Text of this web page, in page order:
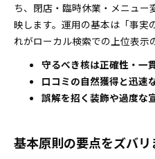
NAP情報統一とサイテー
作ろう
NAP情報統一チェッ
サイテーション獲得
イント
計測と改善で無理なく伸
術
ち、閉店・臨時休業・メニュー
映します。運用の基本は「事実
れがローカル検索での上位表示
守るべき核は正確性・一
口コミの自然獲得と迅速
誤解を招く装飾や過度な
基本原則の要点をズバリ